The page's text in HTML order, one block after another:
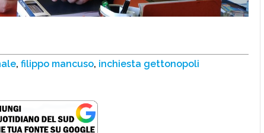
, filippo mancuso, inchiesta gettonopoli